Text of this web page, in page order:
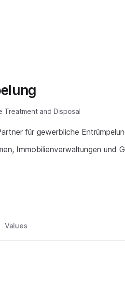
Treatment and Disposal
für gewerbliche
Immobilienverwaltungen und
Values